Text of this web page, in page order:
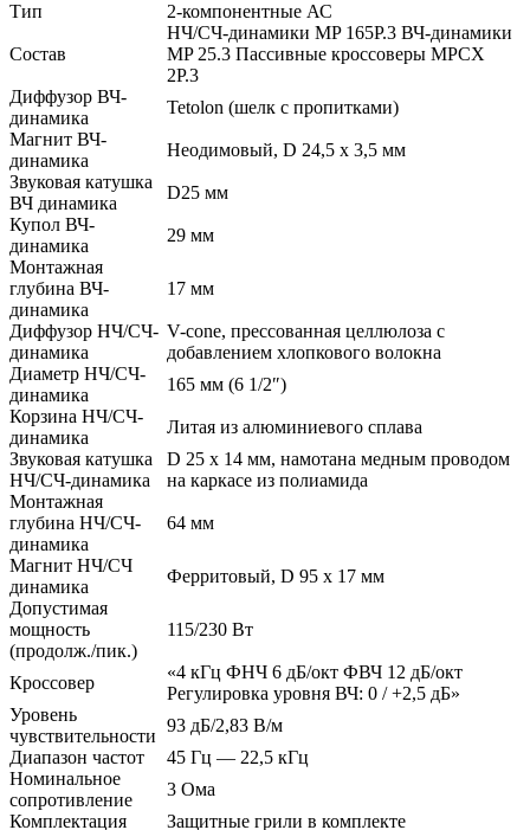
Тип
2-компонентные АС
Состав
НЧ/СЧ-динамики MP 165P.3 ВЧ-динамики
MP 25.3 Пассивные кроссоверы MPCX
2P.3
Диффузор ВЧ-
динамика
Tetolon (шелк с пропитками)
Магнит ВЧ-
динамика
Неодимовый, D 24,5 х 3,5 мм
Звуковая катушка
ВЧ динамика
D25 мм
Купол ВЧ-
динамика
29 мм
Монтажная
глубина ВЧ-
динамика
17 мм
Диффузор НЧ/СЧ-
динамика
V-cone, прессованная целлюлоза с
добавлением хлопкового волокна
Диаметр НЧ/СЧ-
динамика
165 мм (6 1/2″)
Корзина НЧ/СЧ-
динамика
Литая из алюминиевого сплава
Звуковая катушка
НЧ/СЧ-динамика
D 25 х 14 мм, намотана медным проводом
на каркасе из полиамида
Монтажная
глубина НЧ/СЧ-
динамика
64 мм
Магнит НЧ/СЧ
динамика
Ферритовый, D 95 х 17 мм
Допустимая
мощность
(продолж./пик.)
115/230 Вт
Кроссовер
«4 кГц ФНЧ 6 дБ/окт ФВЧ 12 дБ/окт
Регулировка уровня ВЧ: 0 / +2,5 дБ»
Уровень
чувствительности
93 дБ/2,83 В/м
Диапазон частот
45 Гц — 22,5 кГц
Номинальное
сопротивление
3 Ома
Комплектация
Защитные грили в комплекте